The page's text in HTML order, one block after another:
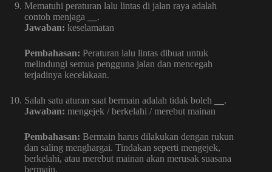
Mematuhi peraturan lalu lintas di jalan raya adalah
contoh menjaga
.
Jawaban: keselamatan
Pembahasan: Peraturan lalu lintas dibuat untuk
melindungi semua pengguna jalan dan mencegah
terjadinya kecelakaan.
Salah satu aturan saat bermain adalah tidak boleh
.
Jawaban: mengejek / berkelahi / merebut mainan
Pembahasan: Bermain harus dilakukan dengan rukun
dan saling menghargai. Tindakan seperti mengejek,
berkelahi, atau merebut mainan akan merusak suasana
bermain.